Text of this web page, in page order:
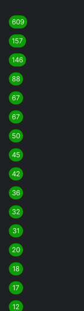
609
157
146
88
67
67
50
45
42
36
32
31
20
18
17
12